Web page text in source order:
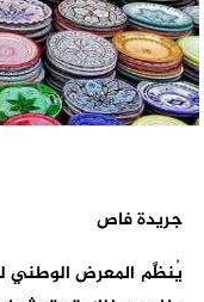
جريدة فاص